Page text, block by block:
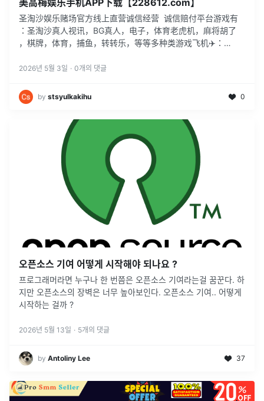
美高梅娱乐手机APP下载【228612.com】
圣淘沙娱乐赌场官方线上直营诚信经营 诚信赔付平台游戏有
：圣淘沙真人视讯，BG真人，电子，体育老虎机，麻将胡了
，棋牌，体育，捕鱼，转转乐，等等多种类游戏飞机✈️：
2026년 5월 3일 · 0개의 댓글
by stsyulkakihu 0
오픈소스 기여 어떻게 시작해야 되나요 ?
프로그래머라면 누구나 한 번쯤은 오픈소스 기여라는걸 꿈꾼다. 하
지만 오픈소스의 장벽은 너무 높아보인다. 오픈소스 기여.. 어떻게
시작하는 걸까 ?
2026년 5월 13일 · 5개의 댓글
by Antoliny Lee 37